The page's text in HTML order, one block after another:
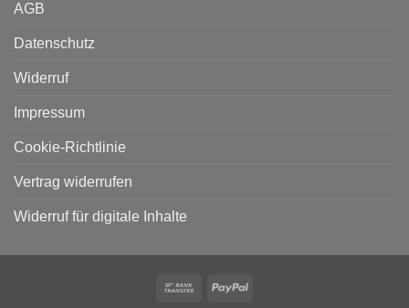
AGB
Datenschutz
Widerruf
Impressum
Cookie-Richtlinie
Vertrag widerrufen
Widerruf für digitale Inhalte
Bank
PayPal